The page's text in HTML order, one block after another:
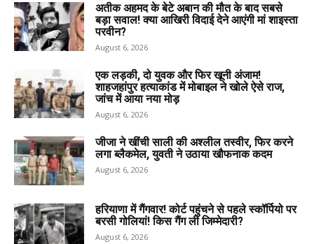
अतीक अहमद के बेटे अबान की मौत के बाद सबसे
बड़ा सवाल! क्या आखिरी विदाई देने आएंगी मां शाइस्ता
परवीन?
August 6, 2026
एक लड़की, दो युवक और फिर खूनी अंजाम!
शाहजहांपुर हत्याकांड में मोबाइल ने खोले ऐसे राज,
जांच में आया नया मोड़
August 6, 2026
जीजा ने खींची साली की अश्लील तस्वीर, फिर करने
लगा ब्लैकमेल, युवती ने उठाया खौफनाक कदम
August 6, 2026
हरियाणा में गैंगवार! कोर्ट पहुंचने से पहले स्कॉर्पियो पर
बरसी गोलियां! किस गैंग ली जिम्मेदारी?
August 6, 2026